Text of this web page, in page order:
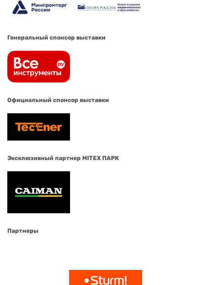
Генеральный спонсор выставки
Официальный спонсор выставки
Эксклюзивный партнер MITEX ПАРК
Партнеры